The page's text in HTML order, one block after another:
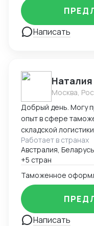
Написать
Москва,
Добрый день. Могу предложить Вам свой богатый
опыт в сфере
складской
парфюмерно-
года. Работаю в
На протяжении всей
получением
транспортной
иностранными
Занимаюсь
Работает в странах
Австралия,
+5 стран
Написать